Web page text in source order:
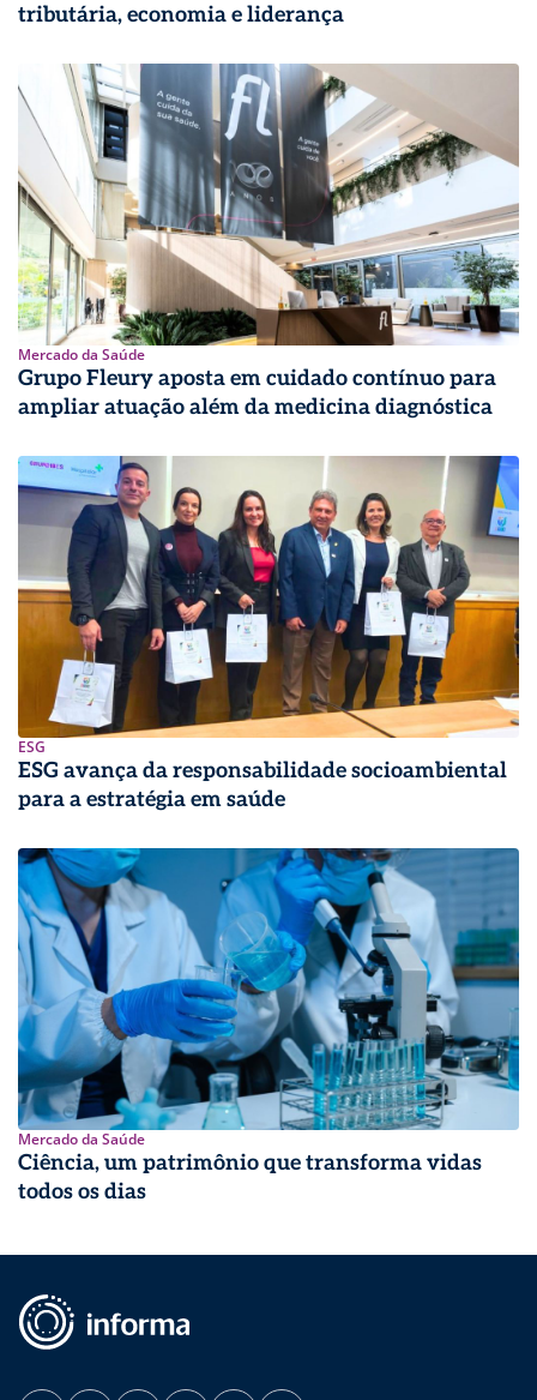
tributária, economia e liderança
Mercado da Saúde
Grupo Fleury aposta em cuidado contínuo para
ampliar atuação além da medicina diagnóstica
ESG
ESG avança da responsabilidade socioambiental
para a estratégia em saúde
Mercado da Saúde
Ciência, um patrimônio que transforma vidas
todos os dias